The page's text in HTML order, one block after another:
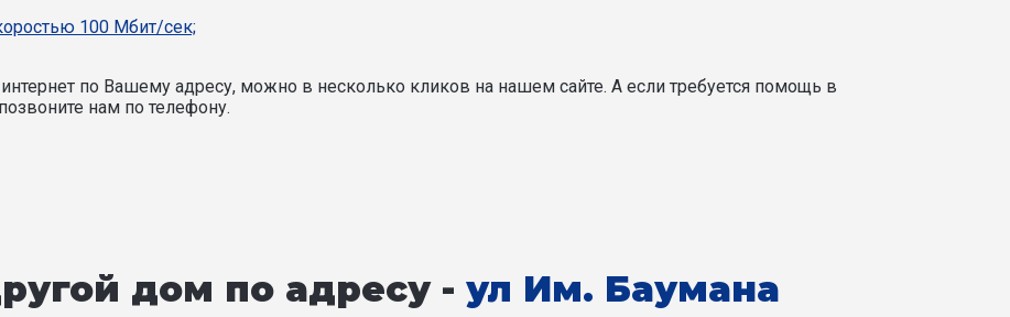
100 Мбит/сек;
по Вашему адресу, можно в несколько кликов на нашем сайте. А если требуется помощь в
нам по телефону.
дом по адресу - ул Им. Баумана